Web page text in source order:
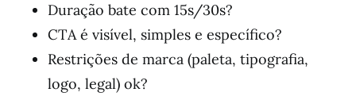
Duração bate com 15s/30s?
CTA é visível, simples e específico?
Restrições de marca (paleta, tipografia,
logo, legal) ok?